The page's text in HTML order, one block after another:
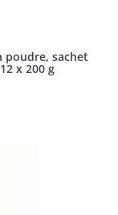
poudre, sachet
x 200 g